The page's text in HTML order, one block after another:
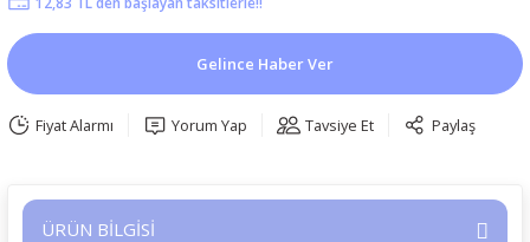
Gelince Haber Ver
Fiyat Alarmı Yorum Yap Tavsiye Et Paylaş
ÜRÜN BİLGİSİ